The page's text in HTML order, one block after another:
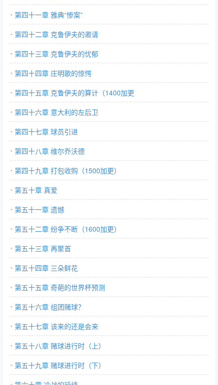
第四十一章 雅典“惨案”
第四十二章 克鲁伊夫的邀请
第四十三章 克鲁伊夫的忧郁
第四十四章 庄明歌的惊愕
第四十五章 克鲁伊夫的算计（1400加更
第四十六章 意大利的左后卫
第四十七章 球员引进
第四十八章 维尔乔沃德
第四十九章 打包收购（1500加更）
第五十章 真爱
第五十一章 遗憾
第五十二章 纷争不断（1600加更）
第五十三章 再聚首
第五十四章 三朵鲜花
第五十五章 奇葩的世界杯预测
第五十六章 组团赌球？
第五十七章 该来的还是会来
第五十八章 赌球进行时（上）
第五十九章 赌球进行时（下）